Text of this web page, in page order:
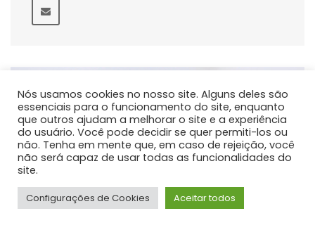
Nós usamos cookies no nosso site. Alguns deles são
essenciais para o funcionamento do site, enquanto
que outros ajudam a melhorar o site e a experiência
do usuário. Você pode decidir se quer permiti-los ou
não. Tenha em mente que, em caso de rejeição, você
não será capaz de usar todas as funcionalidades do
site.
Configurações de Cookies Aceitar todos